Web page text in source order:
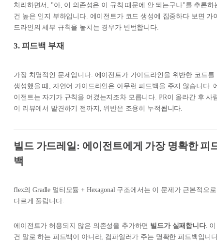
처리하면서, "아, 이 의존성은 이 규칙 때문에 안 되는구나"를 추론하
건 높은 인지 부하입니다. 에이전트가 코드 생성에 집중하다 보면 가
드라인의 세부 규칙을 놓치는 경우가 빈번합니다.
3. 피드백 부재
가장 치명적인 문제입니다. 에이전트가 가이드라인을 위반한 코드를
생성했을 때, 자연어 가이드라인은 아무런 피드백을 주지 않습니다.
이전트는 자기가 규칙을 어겼는지조차 모릅니다. PR이 올라간 후 사
이 리뷰에서 발견하기 전까지, 위반은 조용히 누적됩니다.
빌드 가드레일: 에이전트에게 가장 명확한 피
백
flex의 Gradle 멀티모듈 + Hexagonal 구조에서는 이 문제가 근본적으로
다르게 풀립니다.
에이전트가 허용되지 않은 의존성을 추가하면 빌드가 실패합니다. 이
건 말로 하는 피드백이 아니라, 컴파일러가 주는 명확한 피드백입니